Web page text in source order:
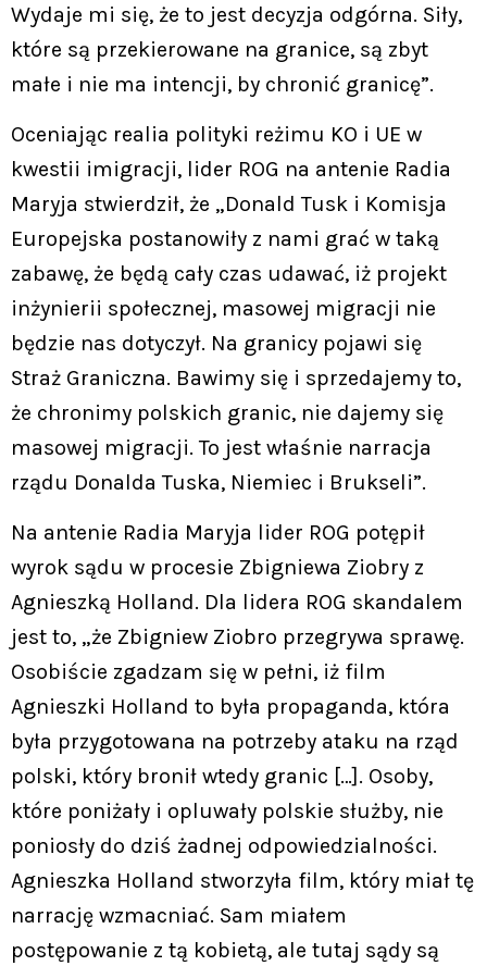
Wydaje mi się, że to jest decyzja odgórna. Siły,
które są przekierowane na granice, są zbyt
małe i nie ma intencji, by chronić granicę”.
Oceniając realia polityki reżimu KO i UE w
kwestii imigracji, lider ROG na antenie Radia
Maryja stwierdził, że „Donald Tusk i Komisja
Europejska postanowiły z nami grać w taką
zabawę, że będą cały czas udawać, iż projekt
inżynierii społecznej, masowej migracji nie
będzie nas dotyczył. Na granicy pojawi się
Straż Graniczna. Bawimy się i sprzedajemy to,
że chronimy polskich granic, nie dajemy się
masowej migracji. To jest właśnie narracja
rządu Donalda Tuska, Niemiec i Brukseli”.
Na antenie Radia Maryja lider ROG potępił
wyrok sądu w procesie Zbigniewa Ziobry z
Agnieszką Holland. Dla lidera ROG skandalem
jest to, „że Zbigniew Ziobro przegrywa sprawę.
Osobiście zgadzam się w pełni, iż film
Agnieszki Holland to była propaganda, która
była przygotowana na potrzeby ataku na rząd
polski, który bronił wtedy granic […]. Osoby,
które poniżały i opluwały polskie służby, nie
poniosły do dziś żadnej odpowiedzialności.
Agnieszka Holland stworzyła film, który miał tę
narrację wzmacniać. Sam miałem
postępowanie z tą kobietą, ale tutaj sądy są